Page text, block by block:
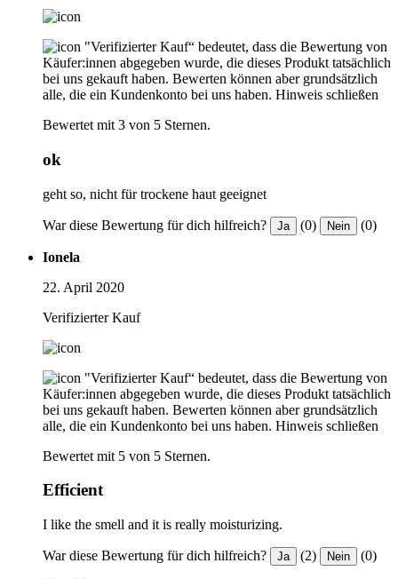
"Verifizierter Kauf“ bedeutet, dass die Bewertung von
Käufer:innen abgegeben wurde, die dieses Produkt tatsächlich
bei uns gekauft haben. Bewerten können aber grundsätzlich
alle, die ein Kundenkonto bei uns haben. Hinweis schließen
Bewertet mit 3 von 5 Sternen.
ok
geht so, nicht für trockene haut geeignet
War diese Bewertung für dich hilfreich? Ja (0) Nein (0)
Ionela
22. April 2020
Verifizierter Kauf
"Verifizierter Kauf“ bedeutet, dass die Bewertung von
Käufer:innen abgegeben wurde, die dieses Produkt tatsächlich
bei uns gekauft haben. Bewerten können aber grundsätzlich
alle, die ein Kundenkonto bei uns haben. Hinweis schließen
Bewertet mit 5 von 5 Sternen.
Efficient
I like the smell and it is really moisturizing.
War diese Bewertung für dich hilfreich? Ja (2) Nein (0)